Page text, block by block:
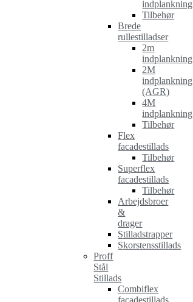
indplankning
Tilbehør
Brede
rullestilladser
2m
indplankning
2M
indplankning
(AGR)
4M
indplankning
Tilbehør
Flex
facadestillads
Tilbehør
Superflex
facadestillads
Tilbehør
Arbejdsbroer
&
drager
Stilladstrapper
Skorstensstillads
Proff
Stål
Stillads
Combiflex
facadestillads